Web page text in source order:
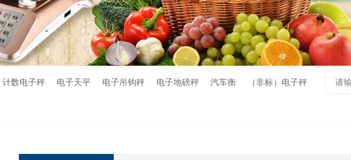
计数电子秤 电子天平 电子吊钩秤 电子地磅秤 汽车衡 （非标）电子秤